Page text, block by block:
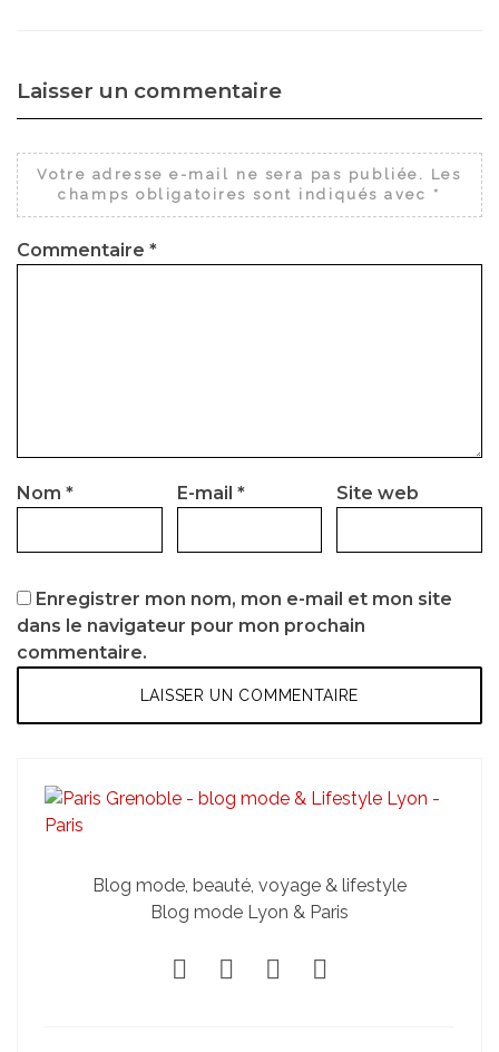
Laisser un commentaire
Votre adresse e-mail ne sera pas publiée.
Les
champs obligatoires sont indiqués avec *
Commentaire *
Nom * E-mail * Site web
Enregistrer mon nom, mon e-mail et mon site
dans le navigateur pour mon prochain
commentaire.
Blog mode, beauté, voyage & lifestyle
Blog mode Lyon & Paris